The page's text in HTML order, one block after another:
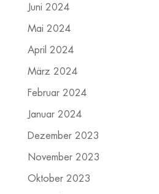
Juni 2024
Mai 2024
April 2024
März 2024
Februar 2024
Januar 2024
Dezember 2023
November 2023
Oktober 2023